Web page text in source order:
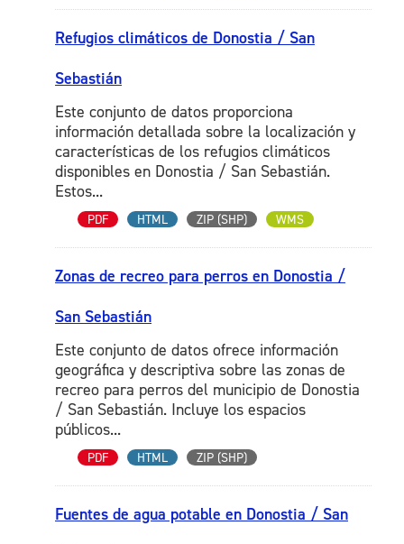
Refugios climáticos de Donostia / San
Sebastián
Este conjunto de datos proporciona
información detallada sobre la localización y
características de los refugios climáticos
disponibles en Donostia / San Sebastián.
Estos...
PDF HTML ZIP (SHP) WMS
Zonas de recreo para perros en Donostia /
San Sebastián
Este conjunto de datos ofrece información
geográfica y descriptiva sobre las zonas de
recreo para perros del municipio de Donostia
/ San Sebastián. Incluye los espacios
públicos...
PDF HTML ZIP (SHP)
Fuentes de agua potable en Donostia / San